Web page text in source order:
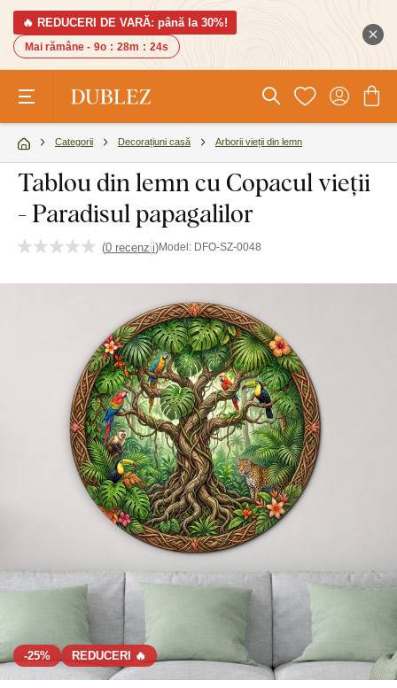
🔥 REDUCERI DE VARĂ: până la 30%!
Mai rămâne - 9o : 28m : 23s
Categorii Decorațiuni casă Arborii vieții din lemn
Tablou din lemn cu Copacul vieții
- Paradisul papagalilor
(0 recenzii)Model: DFO-SZ-0048
-25% REDUCERI 🔥